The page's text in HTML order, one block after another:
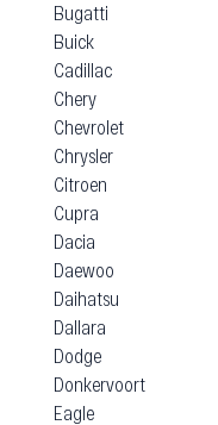
Bugatti
Buick
Cadillac
Chery
Chevrolet
Chrysler
Citroen
Cupra
Dacia
Daewoo
Daihatsu
Dallara
Dodge
Donkervoort
Eagle